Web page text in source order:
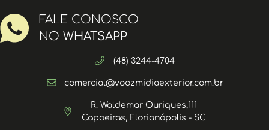
FALE CONOSCO
NO WHATSAPP
(48) 3244-4704
comercial@voozmidiaexterior.com.br
R. Waldemar Ouriques,111
Capoeiras, Florianópolis - SC